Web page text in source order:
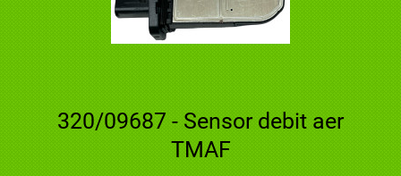
320/09687 - Sensor debit aer
TMAF